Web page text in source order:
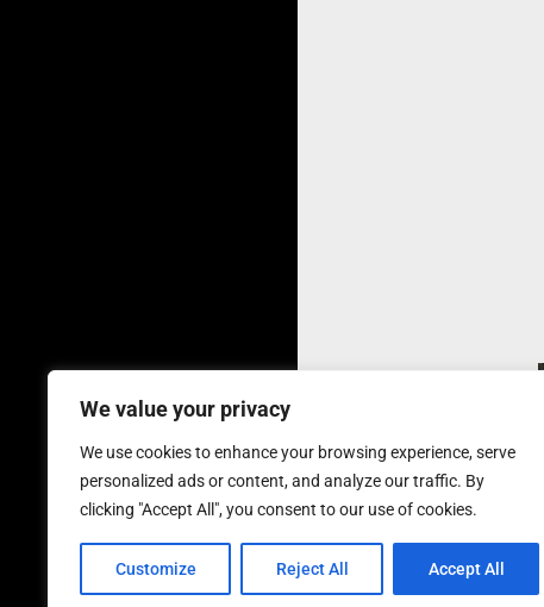
We value your privacy
We use cookies to enhance your browsing experience, serve
personalized ads or content, and analyze our traffic. By
clicking "Accept All", you consent to our use of cookies.
Customize Reject All Accept All